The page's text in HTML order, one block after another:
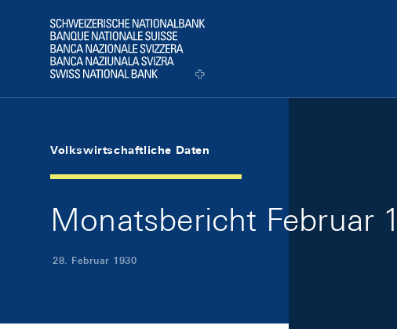
Logo
Volkswirtschaftliche Daten
Monatsbericht Februar
28. Februar 1930